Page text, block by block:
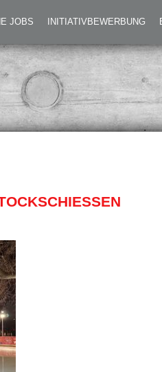
JOBS INITIATIVBEWERBUNG
EVENT